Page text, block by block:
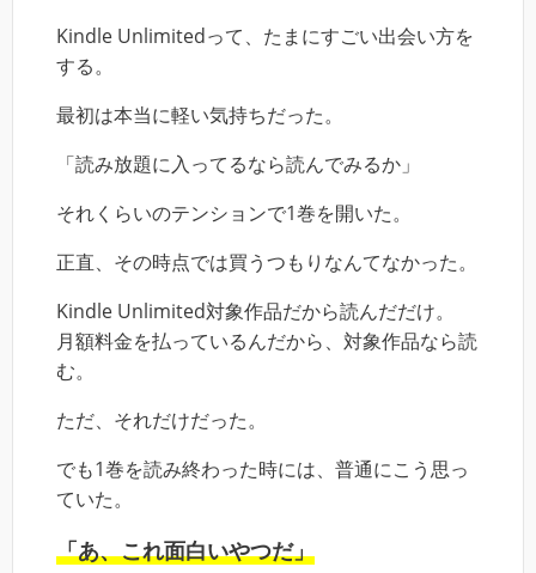
Kindle Unlimitedって、たまにすごい出会い方を
する。
最初は本当に軽い気持ちだった。
「読み放題に入ってるなら読んでみるか」
それくらいのテンションで1巻を開いた。
正直、その時点では買うつもりなんてなかった。
Kindle Unlimited対象作品だから読んだだけ。
月額料金を払っているんだから、対象作品なら読
む。
ただ、それだけだった。
でも1巻を読み終わった時には、普通にこう思っ
ていた。
「あ、これ面白いやつだ」